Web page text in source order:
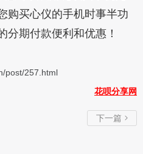
购买心仪的手机时事半功
分期付款便利和优惠！
post/257.html
花呗分享网
下一篇 